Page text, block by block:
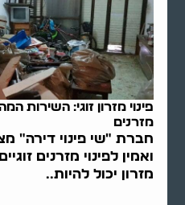
פינוי מזרון זוגי: השירות
מזרנים
חברת "שי פינוי דירה"
ואמין לפינוי מזרנים
מזרון יכול להיות..